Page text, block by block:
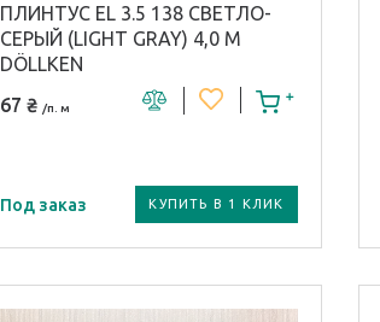
ПЛИНТУС EL 3.5 138 СВЕТЛО-
СЕРЫЙ (LIGHT GRAY) 4,0 М
DÖLLKEN
67 ₴ /п. м
Под заказ КУПИТЬ В 1 КЛИК